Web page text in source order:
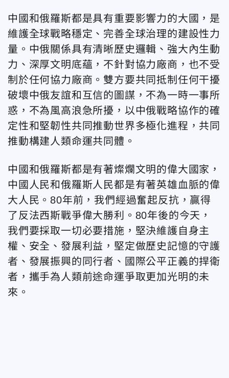
中國和俄羅斯都是具有重要影響力的大國，是
維護全球戰略穩定、完善全球治理的建設性力
量。中俄關係具有清晰歷史邏輯、強大內生動
力、深厚文明底蘊，不針對協力廠商，也不受
制於任何協力廠商。雙方要共同抵制任何干擾
破壞中俄友誼和互信的圖謀，不為一時一事所
惑，不為風高浪急所擾，以中俄戰略協作的確
定性和堅韌性共同推動世界多極化進程，共同
推動構建人類命運共同體。
中國和俄羅斯都是有著燦爛文明的偉大國家，
中國人民和俄羅斯人民都是有著英雄血脈的偉
大人民。80年前，我們經過奮起反抗，贏得
了反法西斯戰爭偉大勝利。80年後的今天，
我們要採取一切必要措施，堅決維護自身主
權、安全、發展利益，堅定做歷史記憶的守護
者、發展振興的同行者、國際公平正義的捍衛
者，攜手為人類前途命運爭取更加光明的未
來。